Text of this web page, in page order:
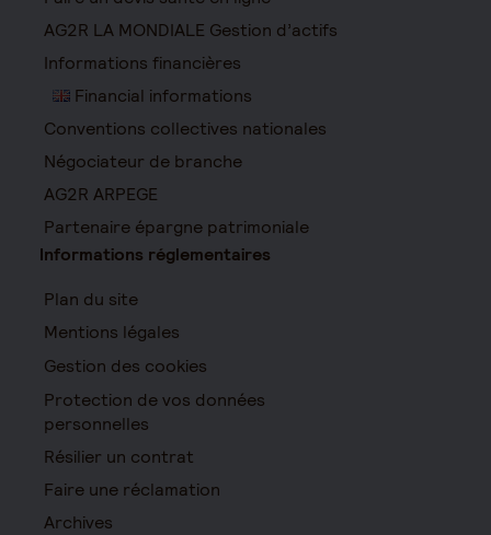
AG2R LA MONDIALE Gestion d’actifs
Informations financières
Financial informations
Conventions collectives nationales
Négociateur de branche
AG2R ARPEGE
Partenaire épargne patrimoniale
Informations réglementaires
Plan du site
Mentions légales
Gestion des cookies
Protection de vos données
personnelles
Résilier un contrat
Faire une réclamation
Archives